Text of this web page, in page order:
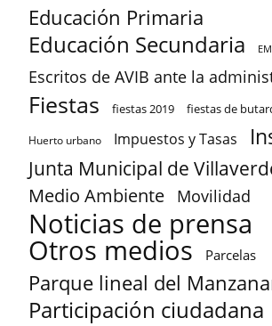
Educación Primaria
Educación Secundaria
Escritos de AVIB ante la
Fiestas fiestas 2019 fiestas de
Huerto urbano Impuestos y Tasas
Junta Municipal de
Medio Ambiente Movilidad
Noticias de prensa
Otros medios Parcelas
Parque lineal del
Participación ciudadana